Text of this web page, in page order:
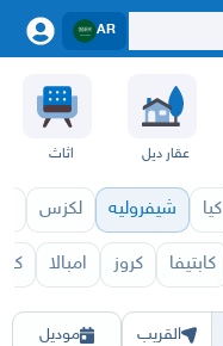
AR
عقار ديل اثاث
كيا شيفروليه لكزس
كابتيفا كروز امبالا
تبوك القصيمحائل أبها
القريب موديل
فنشر 2027 فنشر 2026